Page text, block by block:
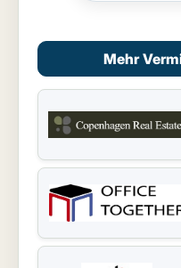
Mehr